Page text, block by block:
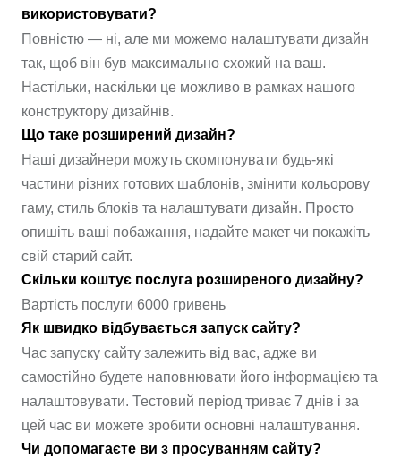
використовувати?
Повністю — ні, але ми можемо налаштувати дизайн
так, щоб він був максимально схожий на ваш.
Настільки, наскільки це можливо в рамках нашого
конструктору дизайнів.
Що таке розширений дизайн?
Наші дизайнери можуть скомпонувати будь-які
частини різних готових шаблонів, змінити кольорову
гаму, стиль блоків та налаштувати дизайн. Просто
опишіть ваші побажання, надайте макет чи покажіть
свій старий сайт.
Скільки коштує послуга розширеного дизайну?
Вартість послуги 6000 гривень
Як швидко відбувається запуск сайту?
Час запуску сайту залежить від вас, адже ви
самостійно будете наповнювати його інформацією та
налаштовувати. Тестовий період триває 7 днів і за
цей час ви можете зробити основні налаштування.
Чи допомагаєте ви з просуванням сайту?